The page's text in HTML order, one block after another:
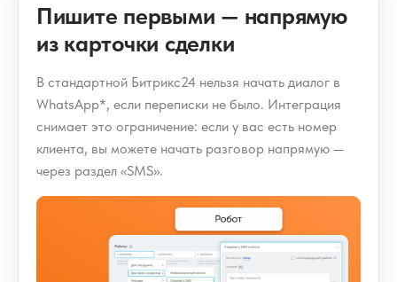
Пишите первыми — напрямую
из карточки сделки
В стандартной Битрикс24 нельзя начать диалог в
WhatsApp*, если переписки не было. Интеграция
снимает это ограничение: если у вас есть номер
клиента, вы можете начать разговор напрямую —
через раздел «SMS».